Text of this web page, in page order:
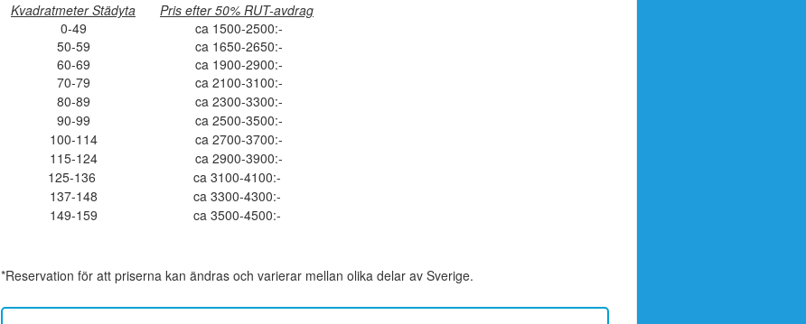
Kvadratmeter Städyta
Pris efter 50% RUT-avdrag
0-49
ca 1500-2500:-
50-59
ca 1650-2650:-
60-69
ca 1900-2900:-
70-79
ca 2100-3100:-
80-89
ca 2300-3300:-
90-99
ca 2500-3500:-
100-114
ca 2700-3700:-
115-124
ca 2900-3900:-
125-136
ca 3100-4100:-
137-148
ca 3300-4300:-
149-159
ca 3500-4500:-
*Reservation för att priserna kan ändras och varierar mellan olika delar av Sverige.